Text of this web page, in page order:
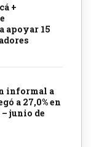
+
apoyar 15
informal a
a 27,0% en
junio de